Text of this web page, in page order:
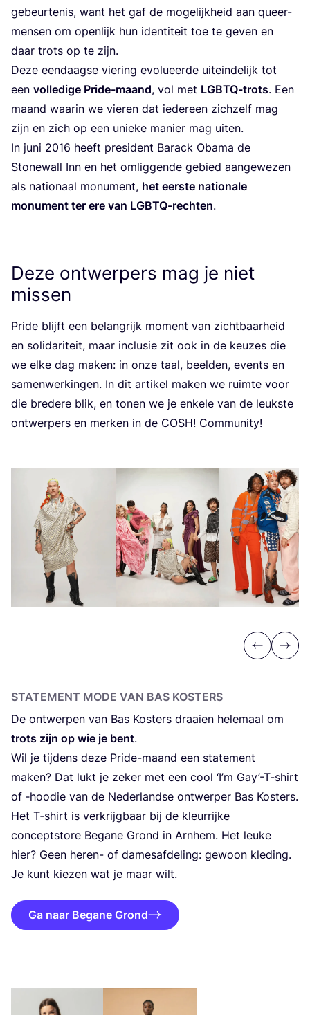
gebeur­te­nis, want het gaf de moge­lijk­heid aan queer-
men­sen om open­lijk hun iden­ti­teit toe te geven en
daar trots op te zijn.
Deze een­daag­se vie­ring evo­lu­eer­de uit­ein­de­lijk tot
een vol­le­di­ge Pri­de-maand, vol met LGBTQ-trots. Een
maand waar­in we vie­ren dat ieder­een zich­zelf mag
zijn en zich op een unie­ke manier mag uiten.
In juni 2016 heeft pre­si­dent Barack Oba­ma de
Sto­ne­wall Inn en het omlig­gen­de gebied aan­ge­we­zen
als nati­o­naal monu­ment, het eer­ste nati­o­na­le
monu­ment ter ere van LGBTQ-rech­ten.
Deze ontwerpers mag je niet
missen
Pri­de blijft een belang­rijk moment van zicht­baar­heid
en soli­da­ri­teit, maar inclu­sie zit ook in de keu­zes die
we elke dag maken: in onze taal, beel­den, events en
samen­wer­kin­gen. In dit arti­kel maken we ruim­te voor
die bre­de­re blik, en tonen we je enke­le van de leuk­ste
ont­wer­pers en mer­ken in de COSH! Com­mu­ni­ty!
Previous
Next
STA­TE­MENT MODE VAN BAS KOSTERS
De ont­wer­pen van Bas Kos­ters draai­en hele­maal om
trots zijn op wie je bent.
Wil je tij­dens deze Pri­de-maand een sta­te­ment
maken? Dat lukt je zeker met een cool ‘I’m Gay’-T-shirt
of ‑hoodie van de Neder­land­se ont­wer­per Bas Kos­ters.
Het T‑shirt is ver­krijg­baar bij de kleur­rij­ke
con­ceptsto­re Bega­ne Grond in Arn­hem. Het leu­ke
hier? Geen heren- of dames­af­de­ling: gewoon kle­ding.
Je kunt kie­zen wat je maar wilt.
Ga naar Begane Grond